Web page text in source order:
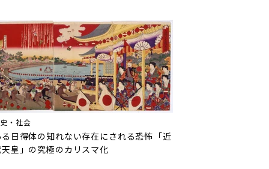
・社会
日得体の知れない存在にされる恐怖――「近
皇」の究極のカリスマ化